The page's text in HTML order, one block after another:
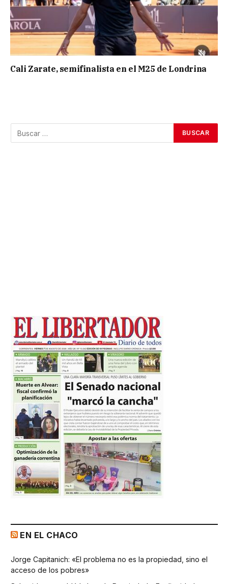
Cali Zarate, semifinalista en el M25 de Londrina
EN EL CHACO
Jorge Capitanich: «El problema no es la propiedad, sino el
acceso de los pobres»